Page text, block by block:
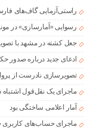
راستی‌آزمایی گاف‌های
رسوایی «آمارسازی» در
جعل کشته در مشهد با
ادعای جدید درباره صدور
تصویرسازی نادرست از
ماجرای یک نقل‌قول
آمار اعلامی ساختگی بود
ماجرای حساب‌های کاربری